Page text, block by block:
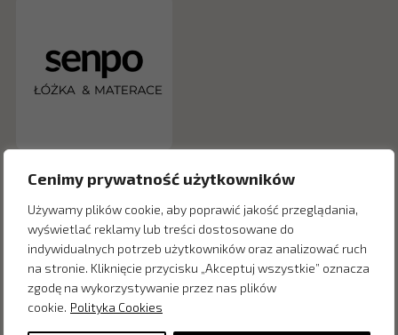
Cenimy prywatność użytkowników
Używamy plików cookie, aby poprawić jakość przeglądania,
wyświetlać reklamy lub treści dostosowane do
indywidualnych potrzeb użytkowników oraz analizować ruch
na stronie. Kliknięcie przycisku „Akceptuj wszystkie” oznacza
zgodę na wykorzystywanie przez nas plików
cookie. Polityka Cookies